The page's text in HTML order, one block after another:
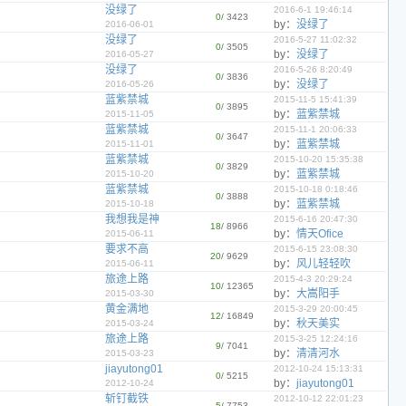
没绿了
2016-06-01
0/ 3423
2016-6-1 19:46:14
by：没绿了
没绿了
2016-05-27
0/ 3505
2016-5-27 11:02:32
by：没绿了
没绿了
2016-05-26
0/ 3836
2016-5-26 8:20:49
by：没绿了
蓝紫禁城
2015-11-05
0/ 3895
2015-11-5 15:41:39
by： 蓝紫禁城
蓝紫禁城
2015-11-01
0/ 3647
2015-11-1 20:06:33
by： 蓝紫禁城
蓝紫禁城
2015-10-20
0/ 3829
2015-10-20 15:35:38
by： 蓝紫禁城
蓝紫禁城
2015-10-18
0/ 3888
2015-10-18 0:18:46
by： 蓝紫禁城
我想我是神
2015-06-11
18/ 8966
2015-6-16 20:47:30
by：情天Ofice
要求不高
2015-06-11
20/ 9629
2015-6-15 23:08:30
by： 风儿轻轻吹
旅途上路
2015-03-30
10/ 12365
2015-4-3 20:29:24
by：大嵩阳手
黄金满地
2015-03-24
12/ 16849
2015-3-29 20:00:45
by：秋天美实
旅途上路
2015-03-23
9/ 7041
2015-3-25 12:24:16
by：清清河水
jiayutong01
2012-10-24
0/ 5215
2012-10-24 15:13:31
by：jiayutong01
斩钉截铁
2012-10-12 22:01:23